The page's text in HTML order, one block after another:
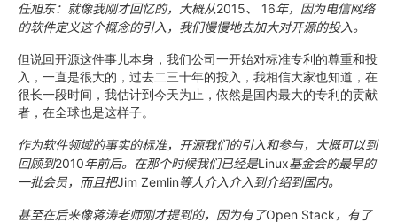
任旭东：就像我刚才回忆的，大概从2015、 16年，因为电信网络
的软件定义这个概念的引入，我们慢慢地去加大对开源的投入。
但说回开源这件事儿本身，我们公司一开始对标准专利的尊重和投
入，一直是很大的，过去二三十年的投入，我相信大家也知道，在
很长一段时间，我估计到今天为止，依然是国内最大的专利的贡献
者，在全球也是这样子。
作为软件领域的事实的标准，开源我们的引入和参与，大概可以到
回顾到2010年前后。在那个时候我们已经是Linux基金会的最早的
一批会员，而且把Jim Zemlin等人介入介入到介绍到国内。
甚至在后来像蒋涛老师刚才提到的，因为有了Open Stack ，有了